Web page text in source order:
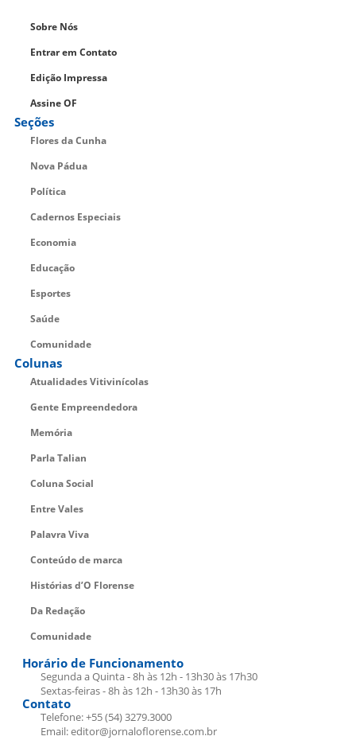
Sobre Nós
Entrar em Contato
Edição Impressa
Assine OF
Seções
Flores da Cunha
Nova Pádua
Política
Cadernos Especiais
Economia
Educação
Esportes
Saúde
Comunidade
Colunas
Atualidades Vitivinícolas
Gente Empreendedora
Memória
Parla Talian
Coluna Social
Entre Vales
Palavra Viva
Conteúdo de marca
Histórias d’O Florense
Da Redação
Comunidade
Horário de Funcionamento
Segunda a Quinta - 8h às 12h - 13h30 às 17h30
Sextas-feiras - 8h às 12h - 13h30 às 17h
Contato
Telefone: +55 (54) 3279.3000
Email: editor@jornaloflorense.com.br